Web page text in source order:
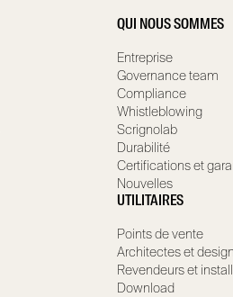
QUI NOUS SOMMES
Entreprise
Governance team
Compliance
Whistleblowing
Scrignolab
Durabilité
Certifications et
Nouvelles
UTILITAIRES
Points de vente
Architectes et
Revendeurs et
Download